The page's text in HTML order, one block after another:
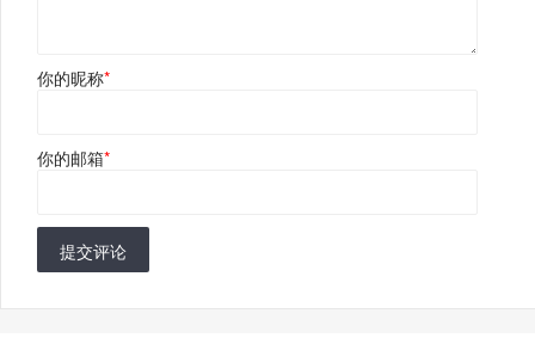
你的昵称*
你的邮箱*
提交评论